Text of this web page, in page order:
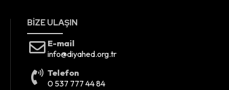
BIZE ULAŞIN
E-mail
info@diyahed.org.tr
Telefon
0 537 777 44 84